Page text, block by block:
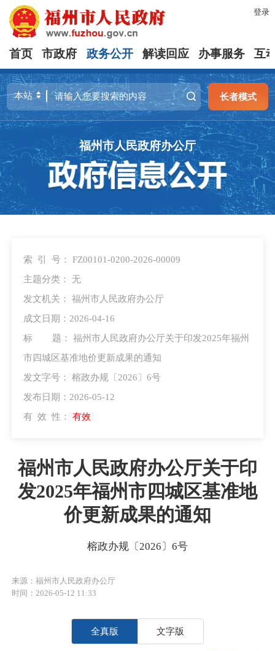
登录
首页 市政府 政务公开 解读回应 办事服务 互
长者模式
福州市人民政府办公厅
索 引 号： FZ00101-0200-2026-00009
主题分类： 无
发文机关： 福州市人民政府办公厅
成文日期：2026-04-16
标 题： 福州市人民政府办公厅关于印发2025年福州
市四城区基准地价更新成果的通知
发文字号： 榕政办规〔2026〕6号
发布日期：2026-05-12
有 效 性： 有效
福州市人民政府办公厅关于印
发2025年福州市四城区基准地
价更新成果的通知
榕政办规〔2026〕6号
来源：福州市人民政府办公厅
时间：2026-05-12 11:33
全真版 文字版